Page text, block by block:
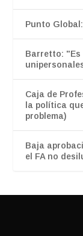
Punto
Barretto: "Es
Caja de
la política
problema)
Baja
el FA no